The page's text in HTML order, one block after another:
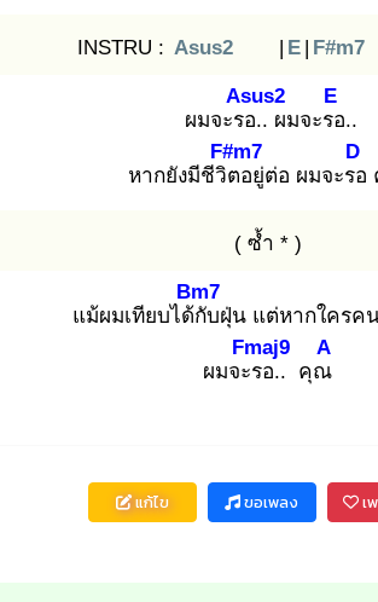
INSTRU : Asus2 | E | F#m7
ผมจะรอ
Asus2
.. ผมจะรอ
E
..
หากยังมีชีวิต
F#m7
อยู่ต่อ ผมจะรอ
D
( ซ้ำ * )
แม้ผมเทียบได้กั
Bm7
บฝุ่น แต่หากใครค
ผมจะร
Fmaj9
อ.. คุณ
A
แก้ไข ขอเพลง เ